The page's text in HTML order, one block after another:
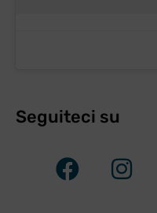
Seguiteci su